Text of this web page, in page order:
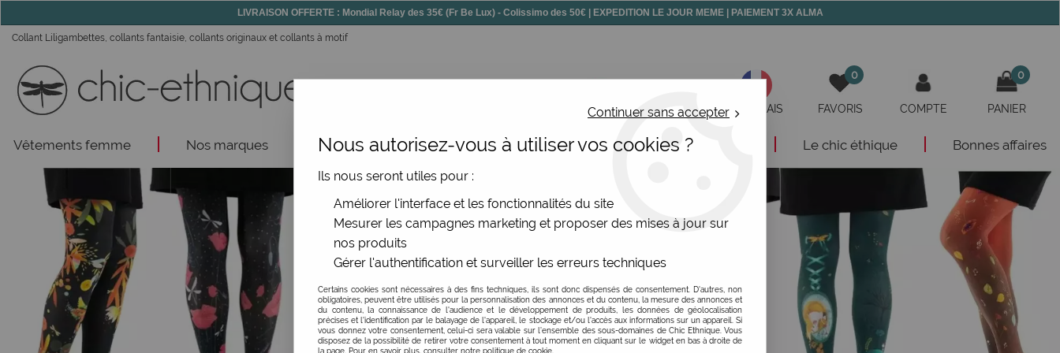
LIVRAISON OFFERTE : Mondial Relay des 35€ (Fr Be Lux) - Colissimo des 50€ | EXPEDITION LE JOUR MEME | PAIEMENT 3X ALMA
Collant Liligambettes, collants fantaisie, collants originaux et collants à motif
FRANÇAIS
0
FAVORIS COMPTE
0
PANIER
Vêtements femme Nos marques Accessoires Chaussures Bijoux Nouveautés Le chic éthique Bonnes affaires
Continuer sans accepter
Nous autorisez-vous à utiliser vos cookies ?
Ils nous seront utiles pour :
Améliorer l'interface et les fonctionnalités du site
Mesurer les campagnes marketing et proposer des mises à jour sur
nos produits
Gérer l'authentification et surveiller les erreurs techniques
Certains cookies sont nécessaires à des fins techniques, ils sont donc dispensés de consentement. D'autres, non
obligatoires, peuvent être utilisés pour la personnalisation des annonces et du contenu, la mesure des annonces et
du contenu, la connaissance de l'audience et le développement de produits, les données de géolocalisation
précises et l'identification par le balayage de l'appareil, le stockage et/ou l'accès aux informations sur un appareil. Si
vous donnez votre consentement, celui-ci sera valable sur l’ensemble des sous-domaines de Chic Ethnique. Vous
disposez de la possibilité de retirer votre consentement à tout moment en cliquant sur le widget en bas à droite de
la page. Pour en savoir plus, consulter notre politique de cookie.